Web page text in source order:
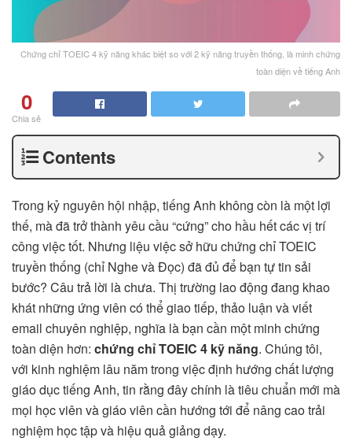
Chứng chỉ TOEIC 4 kỹ năng khác biệt so với 2 kỹ năng truyền thống, là minh chứng
toàn diện về tiếng Anh
0
Chia sẻ
Contents
Trong kỷ nguyên hội nhập, tiếng Anh không còn là một lợi
thế, mà đã trở thành yêu cầu “cứng” cho hầu hết các vị trí
công việc tốt. Nhưng liệu việc sở hữu chứng chỉ TOEIC
truyền thống (chỉ Nghe và Đọc) đã đủ để bạn tự tin sải
bước? Câu trả lời là chưa. Thị trường lao động đang khao
khát những ứng viên có thể giao tiếp, thảo luận và viết
email chuyên nghiệp, nghĩa là bạn cần một minh chứng
toàn diện hơn: chứng chỉ TOEIC 4 kỹ năng. Chúng tôi,
với kinh nghiệm lâu năm trong việc định hướng chất lượng
giáo dục tiếng Anh, tin rằng đây chính là tiêu chuẩn mới mà
mọi học viên và giáo viên cần hướng tới để nâng cao trải
nghiệm học tập và hiệu quả giảng dạy.